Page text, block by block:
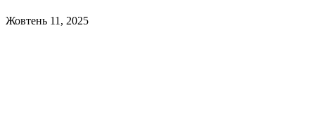
Жовтень 11, 2025